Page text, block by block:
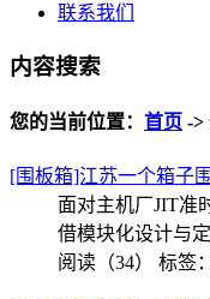
联系我们
内容搜索
您的当前位置： 首页 ->
[围板箱]江苏一个箱子
面对主机厂JIT准
借模块化设计与
阅读（34） 标签：